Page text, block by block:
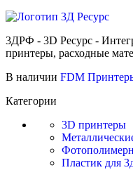
3ДРФ - 3D Ресурс -
принтеры, расходные
В наличии FDM
Категории
3D принтеры
Пластик для